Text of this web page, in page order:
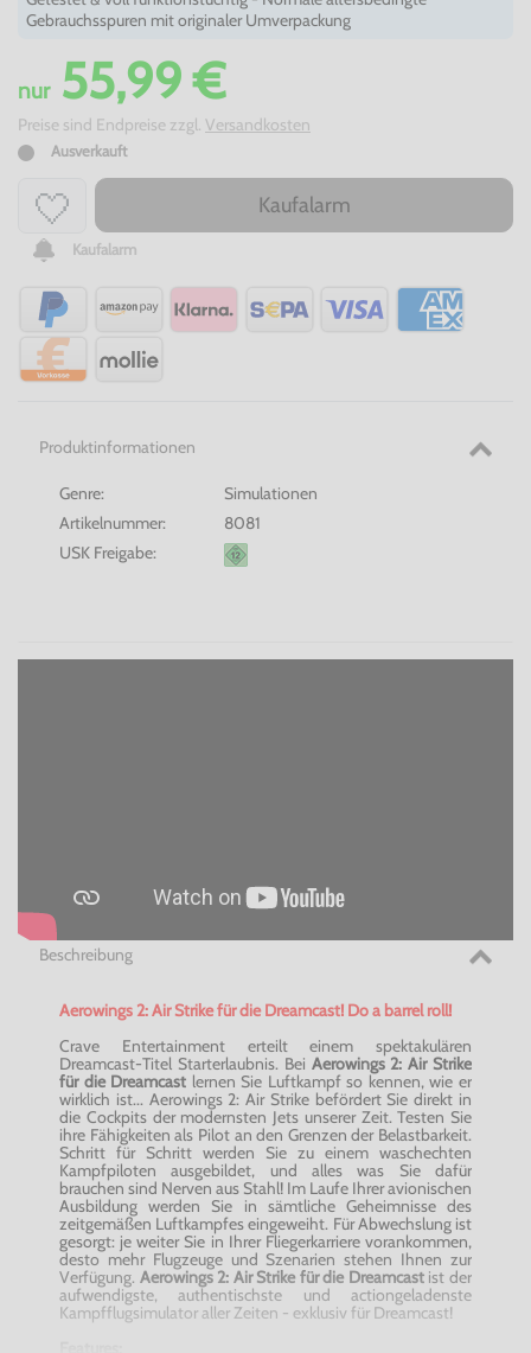
Gebrauchsspuren mit originaler Umverpackung
nur55,99 €
Preise sind Endpreise zzgl. Versandkosten
Ausverkauft
Kaufalarm
Kaufalarm
Produktinformationen
Genre:
Simulationen
Artikelnummer:
8081
USK Freigabe:
Beschreibung
Aerowings 2: Air Strike für die Dreamcast! Do a barrel roll!
Crave Entertainment erteilt einem spektakulären
Dreamcast-Titel Starterlaubnis. Bei Aerowings 2: Air Strike
für die Dreamcast lernen Sie Luftkampf so kennen, wie er
wirklich ist... Aerowings 2: Air Strike befördert Sie direkt in
die Cockpits der modernsten Jets unserer Zeit. Testen Sie
ihre Fähigkeiten als Pilot an den Grenzen der Belastbarkeit.
Schritt für Schritt werden Sie zu einem waschechten
Kampfpiloten ausgebildet, und alles was Sie dafür
brauchen sind Nerven aus Stahl! Im Laufe Ihrer avionischen
Ausbildung werden Sie in sämtliche Geheimnisse des
zeitgemäßen Luftkampfes eingeweiht. Für Abwechslung ist
gesorgt: je weiter Sie in Ihrer Fliegerkarriere vorankommen,
desto mehr Flugzeuge und Szenarien stehen Ihnen zur
Verfügung. Aerowings 2: Air Strike für die Dreamcastist der
aufwendigste, authentischste und actiongeladenste
Kampfflugsimulator aller Zeiten - exklusiv für Dreamcast!